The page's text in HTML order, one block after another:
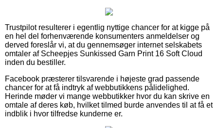
Trustpilot resulterer i egentlig nyttige chancer for at kigge på
en hel del forhenværende konsumenters anmeldelser og
derved foreslår vi, at du gennemsøger internet selskabets
omtaler af Scheepjes Sunkissed Garn Print 16 Soft Cloud
inden du bestiller.
Facebook præsterer tilsvarende i højeste grad passende
chancer for at få indtryk af webbutikkens pålidelighed.
Herinde møder vi mange webbutikker hvor du kan skrive en
omtale af deres køb, hvilket tilmed burde anvendes til at få et
indblik i hvor tilfredse kunderne er.